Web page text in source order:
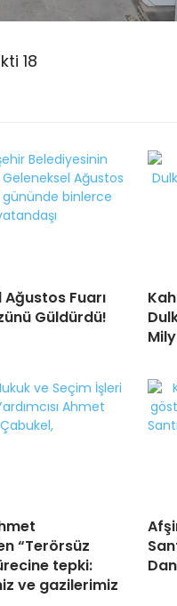
Fuarı
Güldürdü!
“Terörsüz
tepki:
ve gazilerimiz